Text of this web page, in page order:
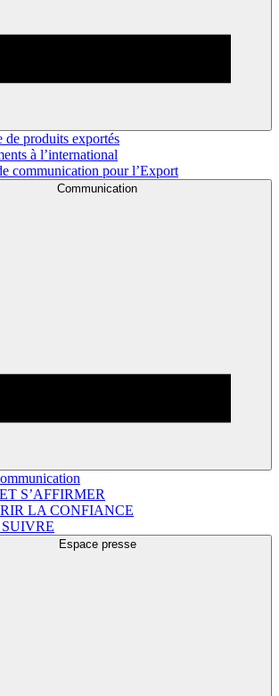
de produits exportés
à l’international
communication pour l’Export
Communication
S’AFFIRMER
LA CONFIANCE
Espace presse